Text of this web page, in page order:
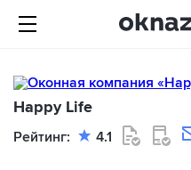
Happy Life
Рейтинг: 4.1